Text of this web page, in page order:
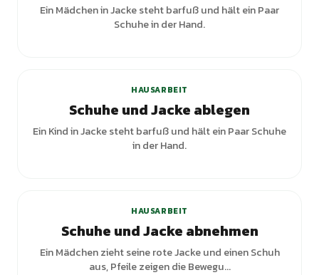
Ein Mädchen in Jacke steht barfuß und hält ein Paar
Schuhe in der Hand.
HAUSARBEIT
Schuhe und Jacke ablegen
Ein Kind in Jacke steht barfuß und hält ein Paar Schuhe
in der Hand.
HAUSARBEIT
Schuhe und Jacke abnehmen
Ein Mädchen zieht seine rote Jacke und einen Schuh
aus, Pfeile zeigen die Bewegu...